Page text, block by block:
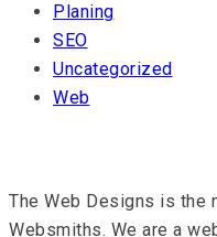
Planing
SEO
Uncategorized
Web
The Web Designs is the
Websmiths. We are a